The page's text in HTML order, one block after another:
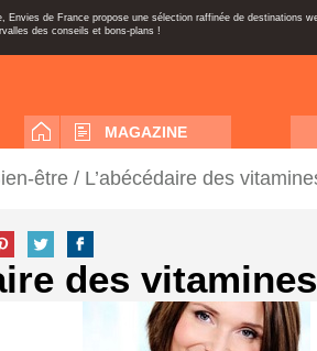
Envies de France propose une sélection raffinée de destinations
des conseils et bons-plans !
MAGAZINE
être / L’abécédaire des
des vitamines